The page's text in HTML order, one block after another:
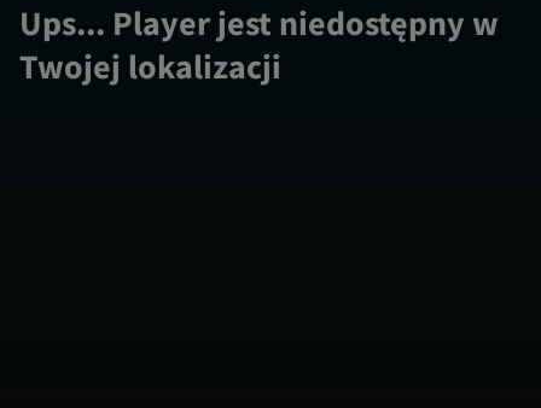
Ups... Player jest niedostępny w
Twojej lokalizacji